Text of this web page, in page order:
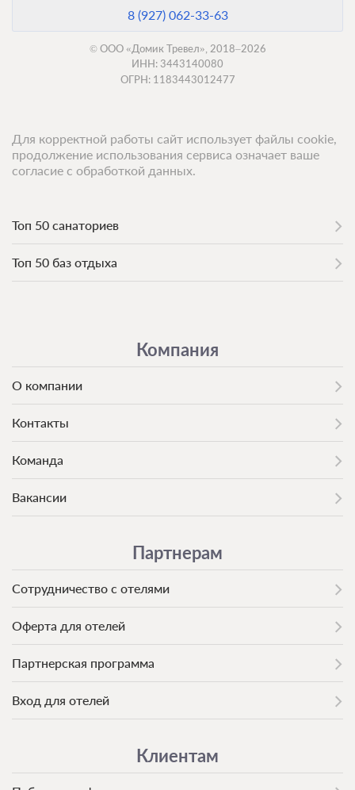
8 (927) 062-33-63
© ООО «Домик Тревел», 2018–2026
ИНН: 3443140080
ОГРН: 1183443012477
Топ 50 санаториев
Топ 50 баз отдыха
Компания
О компании
Контакты
Команда
Вакансии
Партнерам
Сотрудничество с отелями
Оферта для отелей
Партнерская программа
Вход для отелей
Клиентам
Для корректной работы сайт использует файлы cookie,
продолжение использования сервиса означает ваше
согласие с обработкой данных.